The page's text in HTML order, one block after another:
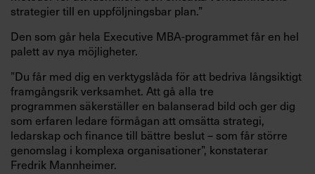
strategier till en uppföljningsbar plan.”
Den som går hela Executive MBA-programmet får en hel
palett av nya möjligheter.
”Du får med dig en verktygslåda för att bedriva långsiktigt
framgångsrik verksamhet. Att gå alla tre
programmen säkerställer en balanserad bild och ger dig
som erfaren ledare förmågan att omsätta strategi,
ledarskap och finance till bättre beslut – som får större
genomslag i komplexa organisationer”, konstaterar
Fredrik Mannheimer.